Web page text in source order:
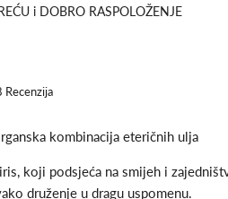
i DOBRO RASPOLOŽENJE
Recenzija
kombinacija eteričnih ulja
koji podsjeća na smijeh i
druženje u dragu uspomenu.